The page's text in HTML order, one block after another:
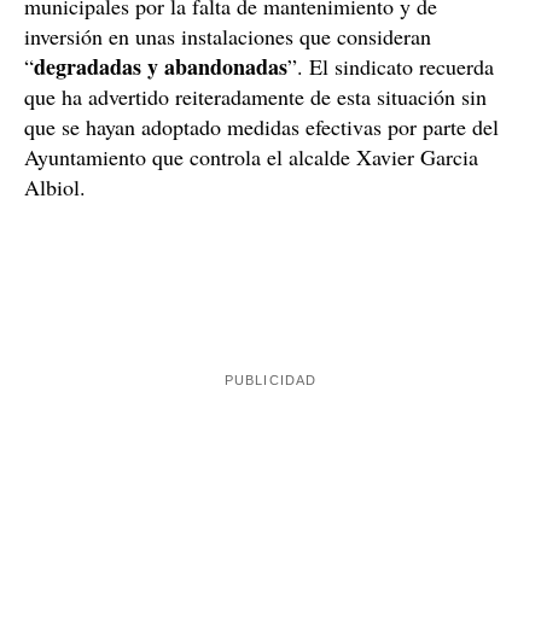
municipales por la falta de mantenimiento y de
inversión en unas instalaciones que consideran
“degradadas y abandonadas”. El sindicato recuerda
que ha advertido reiteradamente de esta situación sin
que se hayan adoptado medidas efectivas por parte del
Ayuntamiento que controla el alcalde Xavier Garcia
Albiol.